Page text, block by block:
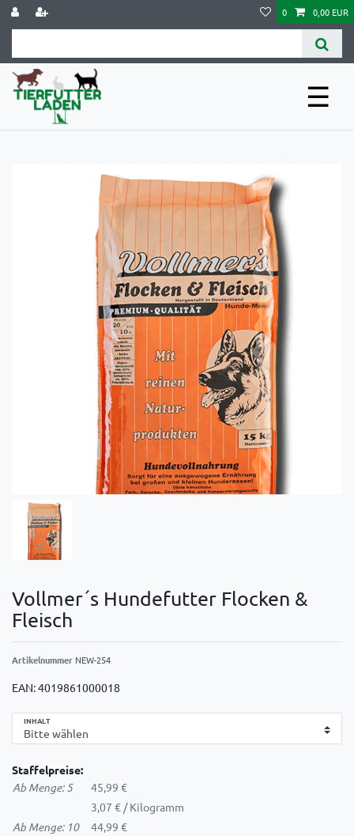
0 0,00 EUR
☰
Vollmer´s Hundefutter Flocken &
Fleisch
Artikelnummer NEW-254
EAN:4019861000018
INHALT
Staffelpreise:
Ab Menge: 5
45,99 €
3,07 € / Kilogramm
Ab Menge: 10
44,99 €